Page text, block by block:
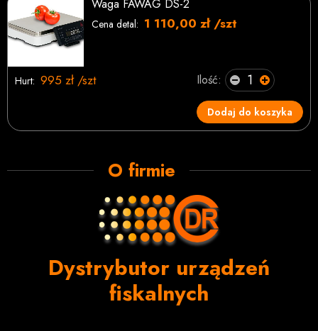
Waga FAWAG DS-2
Cena detal: 1 110,00 zł /szt
Hurt: 995 zł /szt Ilość:
Dodaj do koszyka
O firmie
Dystrybutor urządzeń
fiskalnych